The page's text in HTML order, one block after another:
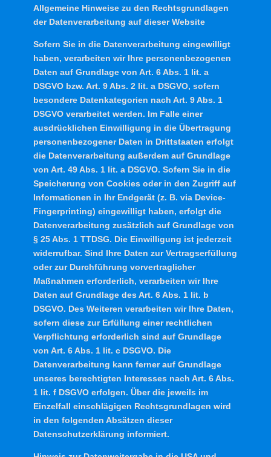
Allgemeine Hinweise zu den Rechtsgrundlagen
der Datenverarbeitung auf dieser Website
Sofern Sie in die Datenverarbeitung eingewilligt
haben, verarbeiten wir Ihre personenbezogenen
Daten auf Grundlage von Art. 6 Abs. 1 lit. a
DSGVO bzw. Art. 9 Abs. 2 lit. a DSGVO, sofern
besondere Datenkategorien nach Art. 9 Abs. 1
DSGVO verarbeitet werden. Im Falle einer
ausdrücklichen Einwilligung in die Übertragung
personenbezogener Daten in Drittstaaten erfolgt
die Datenverarbeitung außerdem auf Grundlage
von Art. 49 Abs. 1 lit. a DSGVO. Sofern Sie in die
Speicherung von Cookies oder in den Zugriff auf
Informationen in Ihr Endgerät (z. B. via Device-
Fingerprinting) eingewilligt haben, erfolgt die
Datenverarbeitung zusätzlich auf Grundlage von
§ 25 Abs. 1 TTDSG. Die Einwilligung ist jederzeit
widerrufbar. Sind Ihre Daten zur Vertragserfüllung
oder zur Durchführung vorvertraglicher
Maßnahmen erforderlich, verarbeiten wir Ihre
Daten auf Grundlage des Art. 6 Abs. 1 lit. b
DSGVO. Des Weiteren verarbeiten wir Ihre Daten,
sofern diese zur Erfüllung einer rechtlichen
Verpflichtung erforderlich sind auf Grundlage
von Art. 6 Abs. 1 lit. c DSGVO. Die
Datenverarbeitung kann ferner auf Grundlage
unseres berechtigten Interesses nach Art. 6 Abs.
1 lit. f DSGVO erfolgen. Über die jeweils im
Einzelfall einschlägigen Rechtsgrundlagen wird
in den folgenden Absätzen dieser
Datenschutzerklärung informiert.